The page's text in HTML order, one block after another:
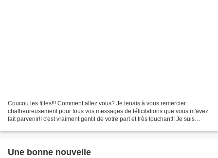
Coucou les filles!!! Comment allez vous? Je tenais à vous remercier
chalheureusement pour tous vos messages de félicitations que vous m'avez
fait parvenir!! c'est vraiment gentil de votre part et très touchant!! Je suis
Une bonne nouvelle